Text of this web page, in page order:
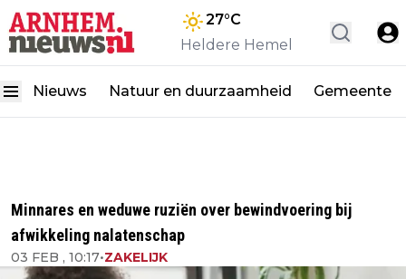
27°C
Heldere Hemel
Nieuws Natuur en duurzaamheid Gemeente
Minnares en weduwe ruziën over bewindvoering bij
afwikkeling nalatenschap
03 FEB , 10:17•ZAKELIJK